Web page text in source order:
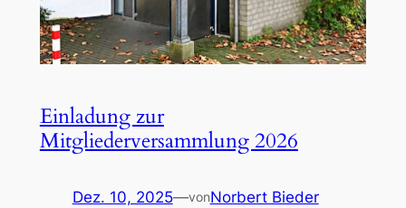
Einladung zur
Mitgliederversammlung 2026
Dez. 10, 2025—vonNorbert Bieder